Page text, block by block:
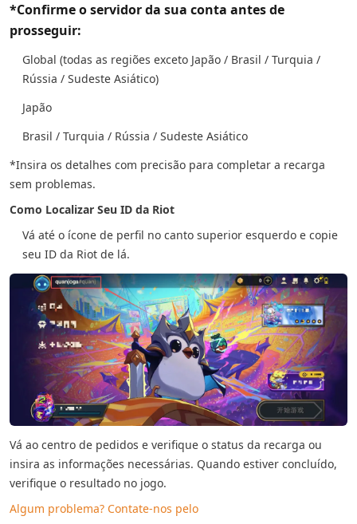
*Confirme o servidor da sua conta antes de
prosseguir:
Global (todas as regiões exceto Japão / Brasil / Turquia /
Rússia / Sudeste Asiático)
Japão
Brasil / Turquia / Rússia / Sudeste Asiático
*Insira os detalhes com precisão para completar a recarga
sem problemas.
Como Localizar Seu ID da Riot
Vá até o ícone de perfil no canto superior esquerdo e copie
seu ID da Riot de lá.
Vá ao centro de pedidos e verifique o status da recarga ou
insira as informações necessárias. Quando estiver concluído,
verifique o resultado no jogo.
Algum problema? Contate-nos pelo